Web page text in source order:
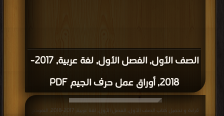
الصف الأول, الفصل الأول, لغة عربية, 2017-
2018, أوراق عمل حرف الجيم PDF
قراءة و تحميل كتاب الصف الأول, الفصل الأول, لغة عربية, 2017-2018, النموذج